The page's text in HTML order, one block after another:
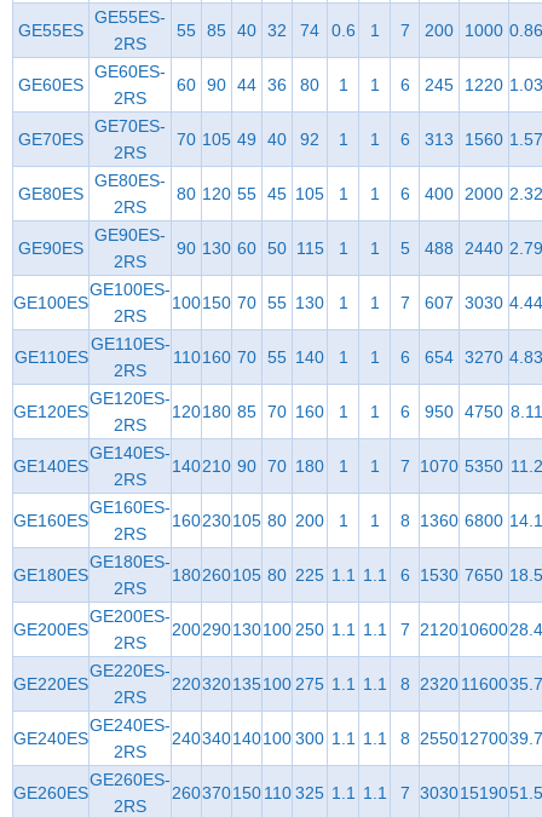
GE55ES
GE55ES-
2RS
55 85 40 32 74 0.6 1 7 200 1000
GE60ES
GE60ES-
2RS
60 90 44 36 80 1 1 6 245 1220
GE70ES
GE70ES-
2RS
70 105 49 40 92 1 1 6 313 1560
GE80ES
GE80ES-
2RS
80 120 55 45 105 1 1 6 400 2000
GE90ES
GE90ES-
2RS
90 130 60 50 115 1 1 5 488 2440
GE100ES
GE100ES-
2RS
100150 70 55 130 1 1 7 607 3030
GE110ES
GE110ES-
2RS
110160 70 55 140 1 1 6 654 3270
GE120ES
GE120ES-
2RS
120180 85 70 160 1 1 6 950 4750
GE140ES
GE140ES-
2RS
140210 90 70 180 1 1 7 1070 5350
GE160ES
GE160ES-
2RS
160230105 80 200 1 1 8 1360 6800
GE180ES
GE180ES-
2RS
180260105 80 225 1.1 1.1 6 1530 7650
GE200ES
GE200ES-
2RS
200290130100 250 1.1 1.1 7 212010600
GE220ES
GE220ES-
2RS
220320135100 275 1.1 1.1 8 232011600
GE240ES
GE240ES-
2RS
240340140100300 1.1 1.1 8 255012700
GE260ES
GE260ES-
2RS
260370150110 325 1.1 1.1 7 303015190